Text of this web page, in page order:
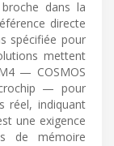
dans la
directe
spécifiée pour
mettent
— COSMOS
— pour
réel, indiquant
une exigence
de mémoire